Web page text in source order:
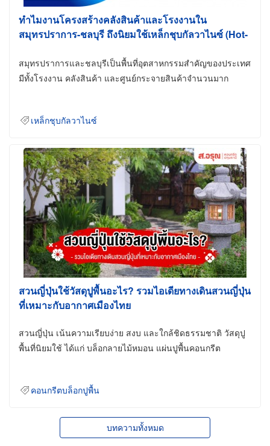
ทำไมงานโครงสร้างคลังสินค้าและโรงงานใน
สมุทรปราการ-ชลบุรี ถึงนิยมใช้เหล็กชุบกัลวาไนซ์ (Hot-
สมุทรปราการและชลบุรีเป็นพื้นที่อุตสาหกรรมสำคัญของประเทศ
มีทั้งโรงงาน คลังสินค้า และศูนย์กระจายสินค้าจำนวนมาก
เหล็กชุบกัลวาไนซ์
สวนญี่ปุ่นใช้วัสดุปูพื้นอะไร? รวมไอเดียทางเดินสวนญี่ปุ่น
ที่เหมาะกับอากาศเมืองไทย
สวนญี่ปุ่น เน้นความเรียบง่าย สงบ และใกล้ชิดธรรมชาติ วัสดุปู
พื้นที่นิยมใช้ ได้แก่ บล็อกลายไม้หมอน แผ่นปูพื้นคอนกรีต
คอนกรีตบล็อกปูพื้น
บทความทั้งหมด